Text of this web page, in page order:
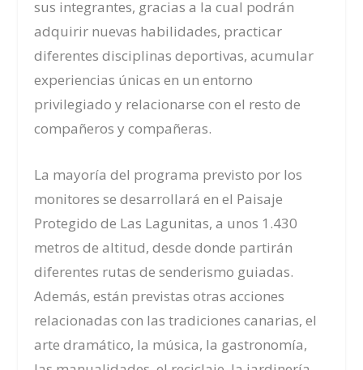
sus integrantes, gracias a la cual podrán
adquirir nuevas habilidades, practicar
diferentes disciplinas deportivas, acumular
experiencias únicas en un entorno
privilegiado y relacionarse con el resto de
compañeros y compañeras.
La mayoría del programa previsto por los
monitores se desarrollará en el Paisaje
Protegido de Las Lagunitas, a unos 1.430
metros de altitud, desde donde partirán
diferentes rutas de senderismo guiadas.
Además, están previstas otras acciones
relacionadas con las tradiciones canarias, el
arte dramático, la música, la gastronomía,